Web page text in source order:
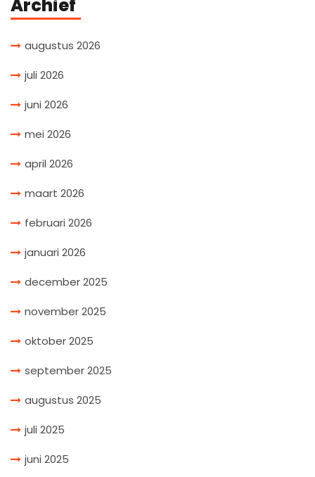
Archief
augustus 2026
juli 2026
juni 2026
mei 2026
april 2026
maart 2026
februari 2026
januari 2026
december 2025
november 2025
oktober 2025
september 2025
augustus 2025
juli 2025
juni 2025